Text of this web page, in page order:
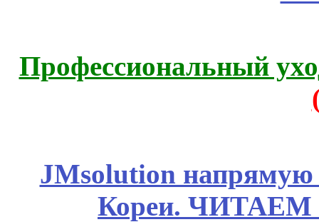
Профессиональный
JMsolution
Кореи.